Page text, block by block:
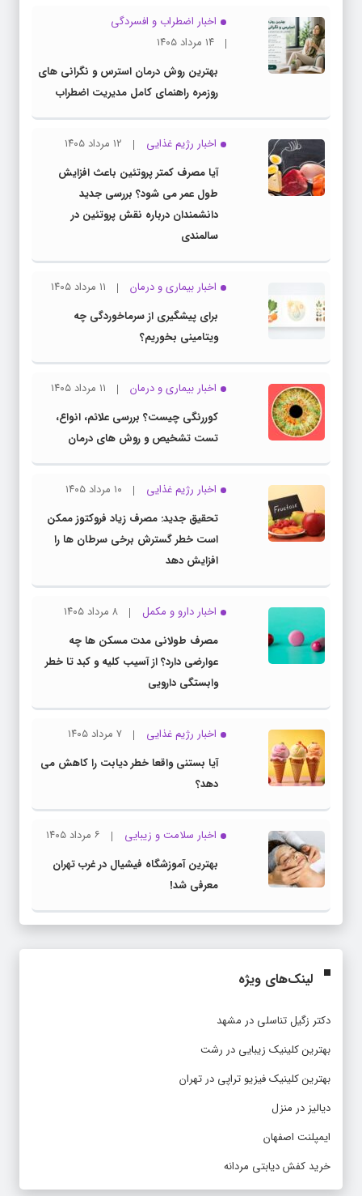
اخبار اضطراب و افسردگی
۱۴ مرداد ۱۴۰۵
بهترین روش درمان استرس و نگرانی های
روزمره راهنمای کامل مدیریت اضطراب
اخبار رژیم غذایی
۱۲ مرداد ۱۴۰۵
آیا مصرف کمتر پروتئین باعث افزایش
طول عمر می شود؟ بررسی جدید
دانشمندان درباره نقش پروتئین در
سالمندی
اخبار بیماری و درمان
۱۱ مرداد ۱۴۰۵
برای پیشگیری از سرماخوردگی چه
ویتامینی بخوریم؟
اخبار بیماری و درمان
۱۱ مرداد ۱۴۰۵
کوررنگی چیست؟ بررسی علائم، انواع،
تست تشخیص و روش های درمان
اخبار رژیم غذایی
۱۰ مرداد ۱۴۰۵
تحقیق جدید: مصرف زیاد فروکتوز ممکن
است خطر گسترش برخی سرطان ها را
افزایش دهد
اخبار دارو و مکمل
۸ مرداد ۱۴۰۵
مصرف طولانی مدت مسکن ها چه
عوارضی دارد؟ از آسیب کلیه و کبد تا خطر
وابستگی دارویی
اخبار رژیم غذایی
۷ مرداد ۱۴۰۵
آیا بستنی واقعا خطر دیابت را کاهش می
دهد؟
اخبار سلامت و زیبایی
۶ مرداد ۱۴۰۵
بهترین آموزشگاه فیشیال در غرب تهران
معرفی شد!
لینک‌های ویژه
دکتر زگیل تناسلی در مشهد
بهترین کلینیک زیبایی در رشت
بهترین کلینیک فیزیو تراپی در تهران
دیالیز در منزل
ایمپلنت اصفهان
خرید کفش دیابتی مردانه